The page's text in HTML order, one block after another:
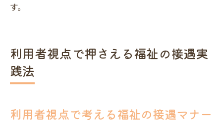
す。
利用者視点で押さえる福祉の接遇実
践法
利用者視点で考える福祉の接遇マナー